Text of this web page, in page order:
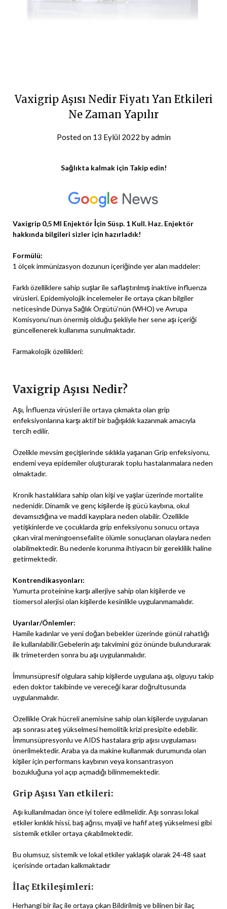
Vaxigrip Aşısı Nedir Fiyatı Yan Etkileri
Ne Zaman Yapılır
Posted on 13 Eylül 2022 byadmin
Sağlıkta kalmak için Takip edin!
Vaxigrip 0,5 Ml Enjektör İçin Süsp. 1 Kull. Haz. Enjektör
hakkında bilgileri sizler için hazırladık!
Formülü:
1 ölçek immünizasyon dozunun içeriğinde yer alan maddeler:
Farklı özelliklere sahip suşlar ile saflaştırılmış inaktive influenza
virüsleri. Epidemiyolojik incelemeler ile ortaya çıkan bilgiler
neticesinde Dünya Sağlık Örgütü’nün (WHO) ve Avrupa
Komisyonu’nun önermiş olduğu şekliyle her sene aşı içeriği
güncellenerek kullanıma sunulmaktadır.
Farmakolojik özellikleri:
Vaxigrip Aşısı Nedir?
Aşı, İnfluenza virüsleri ile ortaya çıkmakta olan grip
enfeksiyonlarına karşı aktif bir bağışıklık kazanmak amacıyla
tercih edilir.
Özelikle mevsim geçişlerinde sıklıkla yaşanan Grip enfeksiyonu,
endemi veya epidemiler oluşturarak toplu hastalanmalara neden
olmaktadır.
Kronik hastalıklara sahip olan kişi ve yaşlar üzerinde mortalite
nedenidir. Dinamik ve genç kişilerde iş gücü kaybına, okul
devamsızlığına ve maddi kayıplara neden olabilir. Özellikle
yetişkinlerde ve çocuklarda grip enfeksiyonu sonucu ortaya
çıkan viral meningoensefalite ölümle sonuçlanan olaylara neden
olabilmektedir. Bu nedenle korunma ihtiyacın bir gereklilik haline
getirmektedir.
Kontrendikasyonları:
Yumurta proteinine karşı allerjiye sahip olan kişilerde ve
tiomersol alerjisi olan kişilerde kesinlikle uygulanmamalıdır.
Uyarılar/Önlemler:
Hamile kadınlar ve yeni doğan bebekler üzerinde gönül rahatlığı
ile kullanılabilir.Gebelerin aşı takvimini göz önünde bulundurarak
ilk trimeterden sonra bu aşı uygulanmalıdır.
İmmunsüpresif olgulara sahip kişilerde uygulana aşı, olguyu takip
eden doktor takibinde ve vereceği karar doğrultusunda
uygulanmalıdır.
Özellikle Orak hücreli anemisine sahip olan kişilerde uygulanan
aşı sonrası ateş yükselmesi hemolitik krizi presipite edebilir.
İmmunsüpresyonlu ve AIDS hastalara grip aşısı uygulaması
önerilmektedir. Araba ya da makine kullanmak durumunda olan
kişiler için performans kaybının veya konsantrasyon
bozukluğuna yol açıp açmadığı bilinmemektedir.
Grip Aşısı Yan etkileri:
Aşı kullanılmadan önce iyi tolere edilmelidir. Aşı sonrası lokal
etkiler kırıklık hissi, baş ağrısı, myalji ve hafif ateş yükselmesi gibi
sistemik etkiler ortaya çıkabilmektedir.
Bu olumsuz, sistemik ve lokal etkiler yaklaşık olarak 24-48 saat
içerisinde ortadan kalkmaktadır
İlaç Etkileşimleri:
Herhangi bir ilaç ile ortaya çıkan Bildirilmiş ve bilinen bir ilaç